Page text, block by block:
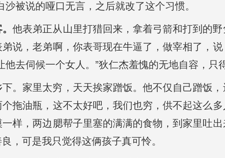
被说的哑口无言，之后就改了这个习惯。
。他表弟正从山里打猎回来，拿着弓箭和打到的
说，老弟啊，你表哥现在牛逼了，做宰相了，
去伺候一个女人。”狄仁杰羞愧的无地自容，只
下。家里太穷，天天挨家蹭饭。他不仅自己蹭饭
拖油瓶，这不太好吧，我们也穷，供不起这么
样，两边腮帮子里塞的满满的食物，到家里吐
，可是我只觉得这俩孩子真可怜。